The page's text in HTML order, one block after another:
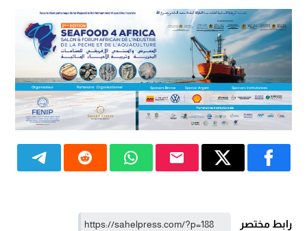
رابط مختصر